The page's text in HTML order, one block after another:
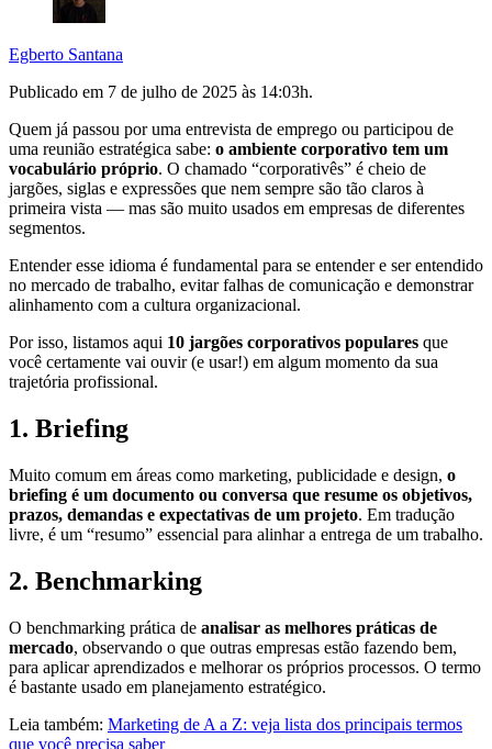
Egberto Santana
Publicado em 7 de julho de 2025 às 14:03h.
Quem já passou por uma entrevista de emprego ou participou de
uma reunião estratégica sabe: o ambiente corporativo tem um
vocabulário próprio. O chamado “corporativês” é cheio de
jargões, siglas e expressões que nem sempre são tão claros à
primeira vista — mas são muito usados em empresas de diferentes
segmentos.
Entender esse idioma é fundamental para se entender e ser entendido
no mercado de trabalho, evitar falhas de comunicação e demonstrar
alinhamento com a cultura organizacional.
Por isso, listamos aqui 10 jargões corporativos populares que
você certamente vai ouvir (e usar!) em algum momento da sua
trajetória profissional.
1. Briefing
Muito comum em áreas como marketing, publicidade e design, o
briefing é um documento ou conversa que resume os objetivos,
prazos, demandas e expectativas de um projeto. Em tradução
livre, é um “resumo” essencial para alinhar a entrega de um trabalho.
2. Benchmarking
O benchmarking prática de analisar as melhores práticas de
mercado, observando o que outras empresas estão fazendo bem,
para aplicar aprendizados e melhorar os próprios processos. O termo
é bastante usado em planejamento estratégico.
Leia também: Marketing de A a Z: veja lista dos principais termos
que você precisa saber